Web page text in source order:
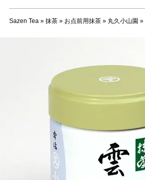
Sazen Tea» 抹茶» お点前用抹茶» 丸久小山園 »